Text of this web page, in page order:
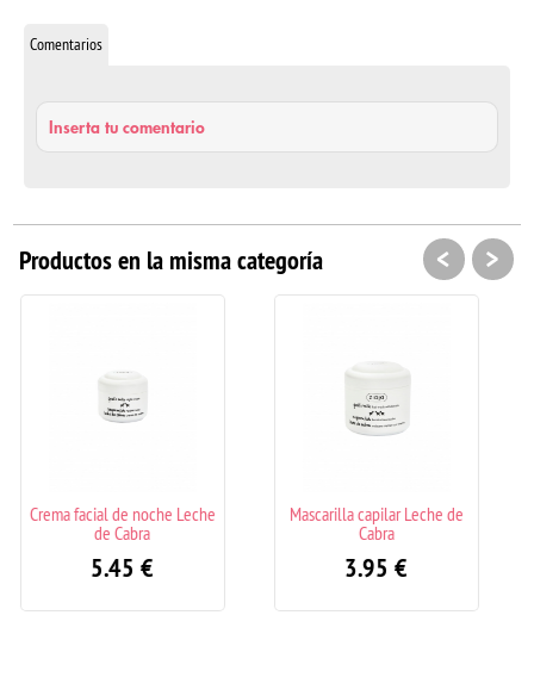
Comentarios
Inserta tu comentario
Productos en la misma categoría
Mascarilla capilar Leche de
Lifting Solución Sérum de
< >